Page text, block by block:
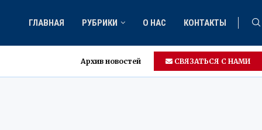
ГЛАВНАЯ РУБРИКИ О НАС КОНТАКТЫ
Архив новостей СВЯЗАТЬСЯ С НАМИ